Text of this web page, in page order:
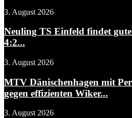
3. August 2026
Neuling TS Einfeld findet
4:2...
3. August 2026
MTV Dänischenhagen mit
gegen effizienten Wiker...
3. August 2026